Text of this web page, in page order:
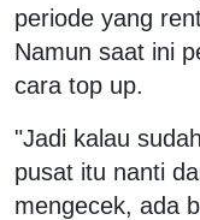
periode yang
Namun saat ini
cara top up.
"Jadi kalau
pusat itu nanti
mengecek, ada